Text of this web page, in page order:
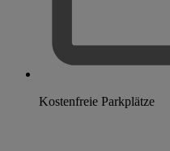
Kostenfreie Parkplätze